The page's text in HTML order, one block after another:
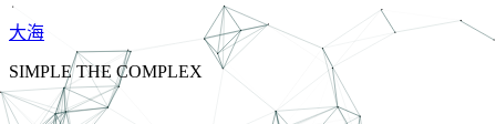
大海
SIMPLE THE COMPLEX